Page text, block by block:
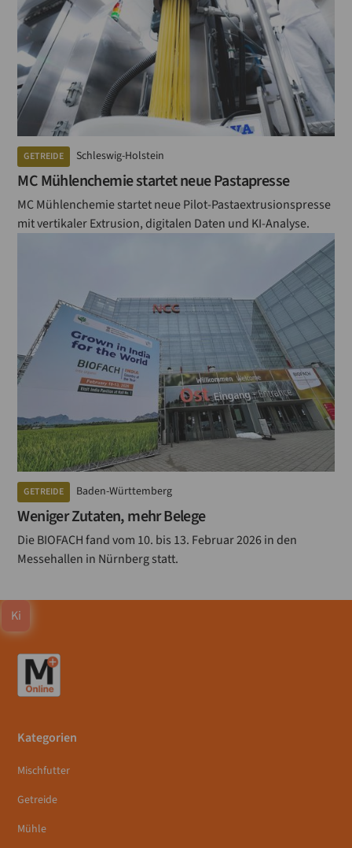
GETREIDE Schleswig-Holstein
MC Mühlenchemie startet neue Pastapresse
MC Mühlenchemie startet neue Pilot-Pastaextrusionspresse
mit vertikaler Extrusion, digitalen Daten und KI-Analyse.
GETREIDE Baden-Württemberg
Weniger Zutaten, mehr Belege
Die BIOFACH fand vom 10. bis 13. Februar 2026 in den
Messehallen in Nürnberg statt.
Ki
Kategorien
Mischfutter
Getreide
Mühle